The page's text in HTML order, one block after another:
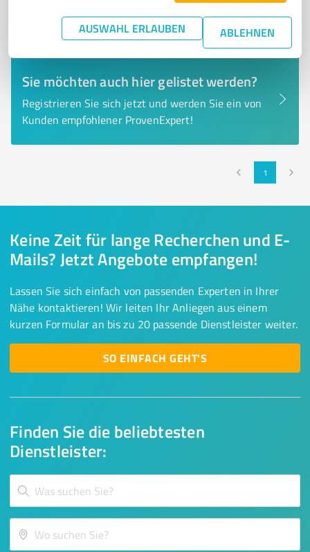
AUSWAHL ERLAUBEN ABLEHNEN
Sie möchten auch hier gelistet werden?
Registrieren Sie sich jetzt und werden Sie ein von
Kunden empfohlener ProvenExpert!
1
Finden Sie die beliebtesten
Dienstleister:
Keine Zeit für lange Recherchen und E-
Mails? Jetzt Angebote empfangen!
Lassen Sie sich einfach von passenden Experten in Ihrer
Nähe kontaktieren! Wir leiten Ihr Anliegen aus einem
kurzen Formular an bis zu 20 passende Dienstleister weiter.
SO EINFACH GEHT'S